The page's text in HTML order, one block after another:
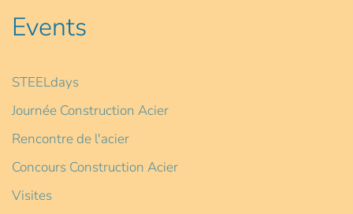
Events
STEELdays
Journée Construction Acier
Rencontre de l'acier
Concours Construction Acier
Visites